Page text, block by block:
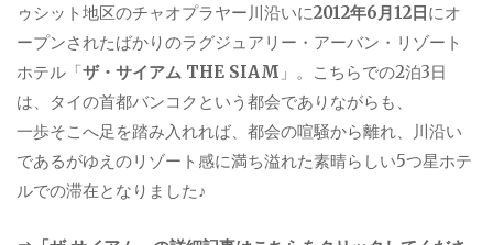
ゥシット地区のチャオプラヤー川沿いに2012年6月12日にオ
ープンされたばかりのラグジュアリー・アーバン・リゾート
ホテル「ザ・サイアム THE SIAM 」。こちらでの2泊3日
は、タイの首都バンコクという都会でありながらも、
一歩そこへ足を踏み入れれば、都会の喧騒から離れ、川沿い
であるがゆえのリゾート感に満ち溢れた素晴らしい5つ星ホテ
ルでの滞在となりました♪